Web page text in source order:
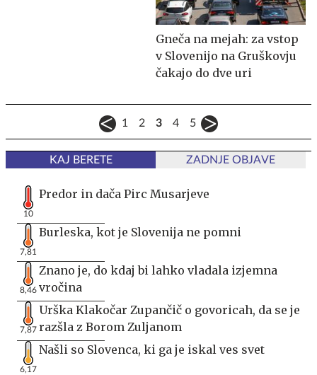
Gneča na mejah: za vstop
v Slovenijo na Gruškovju
čakajo do dve uri
1 2 3 4 5
KAJ BERETE ZADNJE OBJAVE
10
Predor in dača Pirc Musarjeve
7,81
Burleska, kot je Slovenija ne pomni
8,46
Znano je, do kdaj bi lahko vladala izjemna
vročina
7,87
Urška Klakočar Zupančič o govoricah, da se je
razšla z Borom Zuljanom
6,17
Našli so Slovenca, ki ga je iskal ves svet